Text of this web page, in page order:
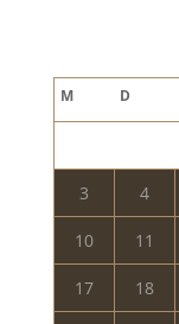
M D
3 4
10 11
17 18